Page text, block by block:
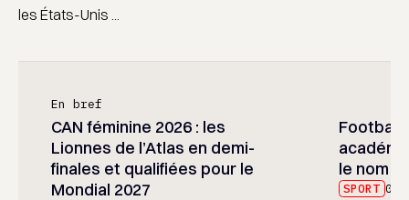
les États-Unis ...
En bref
CAN féminine 2026 : les
Lionnes de l’Atlas en demi-
finales et qualifiées pour le
Mondial 2027
Football
le nom
SPORT 09/